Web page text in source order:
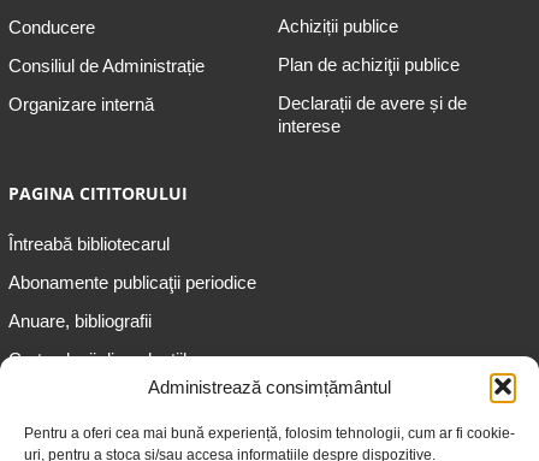
Administrează consimțământul
Pentru a oferi cea mai bună experiență, folosim tehnologii, cum ar fi cookie-
uri, pentru a stoca și/sau accesa informațiile despre dispozitive.
Conducere
Consiliul de Administrație
Organizare internă
Achiziții publice
Plan de achiziţii publice
Declarații de avere și de
interese
PAGINA CITITORULUI
Întreabă bibliotecarul
Abonamente publicaţii periodice
Anuare, bibliografii
Cartea lunii din colecțiile